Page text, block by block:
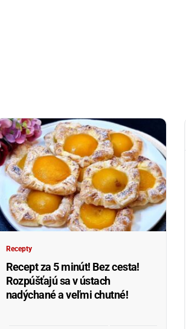
Recepty
Recept za 5 minút! Bez cesta!
Rozpúšťajú sa v ústach
nadýchané a veľmi chutné!